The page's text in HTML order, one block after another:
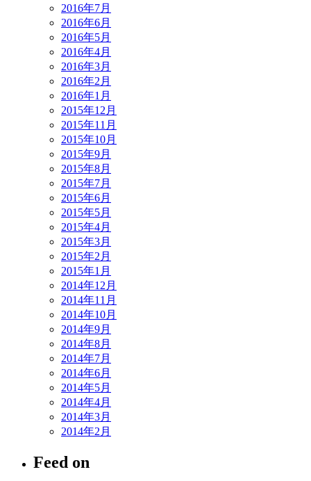
2016年7月
2016年6月
2016年5月
2016年4月
2016年3月
2016年2月
2016年1月
2015年12月
2015年11月
2015年10月
2015年9月
2015年8月
2015年7月
2015年6月
2015年5月
2015年4月
2015年3月
2015年2月
2015年1月
2014年12月
2014年11月
2014年10月
2014年9月
2014年8月
2014年7月
2014年6月
2014年5月
2014年4月
2014年3月
2014年2月
Feed on